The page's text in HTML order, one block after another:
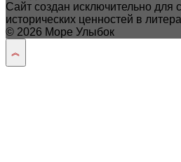
Сайт создан исключительно для
исторических ценностей в
© 2026 Море Улыбок